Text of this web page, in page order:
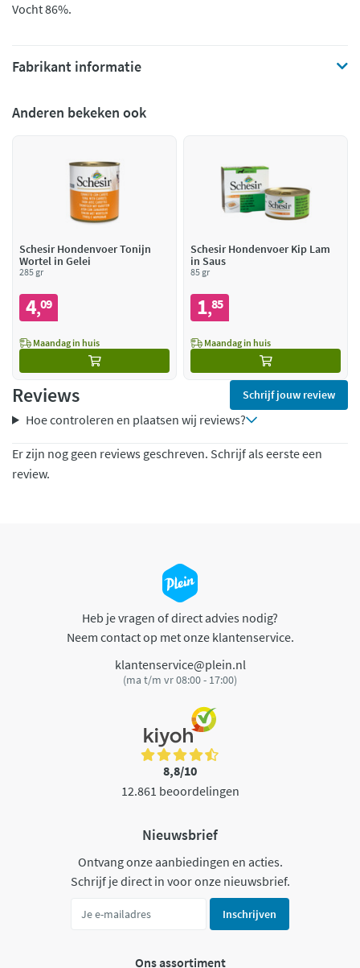
Vocht 86%.
Fabrikant informatie
Anderen bekeken ook
Schesir Hondenvoer Tonijn
Wortel in Gelei
285 gr
4,09
Maandag in huis
Schesir Hondenvoer Kip Lam
in Saus
85 gr
1,85
Maandag in huis
Reviews Schrijf jouw review
Hoe controleren en plaatsen wij reviews?
Er zijn nog geen reviews geschreven. Schrijf als eerste een
review.
Heb je vragen of direct advies nodig?
Neem contact op met onze klantenservice.
klantenservice@plein.nl
(ma t/m vr 08:00 - 17:00)
8,8/10
12.861 beoordelingen
Nieuwsbrief
Ontvang onze aanbiedingen en acties.
Schrijf je direct in voor onze nieuwsbrief.
Inschrijven
Ons assortiment